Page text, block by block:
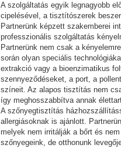
A szolgáltatás egyik legnagyobb
cipelésével, a tisztítószerek
Partnerünk képzett szakemberei
professzionális szolgáltatás
Partnerünk nem csak a
során olyan speciális
extrakció vagy a bioenzimatikus
szennyeződéseket, a port, a
színeit. Az alapos tisztítás nem
így meghosszabbítva annak
A szőnyegtisztítás
allergiásoknak is ajánlott.
melyek nem irritálják a bőrt és
szőnyegeink, de otthonunk